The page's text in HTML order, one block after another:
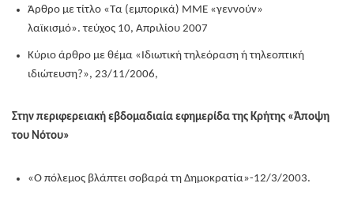
Άρθρο με τίτλο «Τα (εμπορικά) ΜΜΕ «γεννούν»
λαϊκισμό». τεύχος 10, Απριλίου 2007
Κύριο άρθρο με θέμα «Ιδιωτική τηλεόραση ή τηλεοπτική
ιδιώτευση?», 23/11/2006,
Στην περιφερειακή εβδομαδιαία εφημερίδα της Κρήτης «Άποψη
του Νότου»
«Ο πόλεμος βλάπτει σοβαρά τη Δημοκρατία»-12/3/2003.